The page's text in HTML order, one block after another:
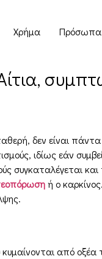
Χρήμα Πρόσωπα
δεν είναι
ιδίως εάν
συγκαταλέγεται
ή ο
από οξέα